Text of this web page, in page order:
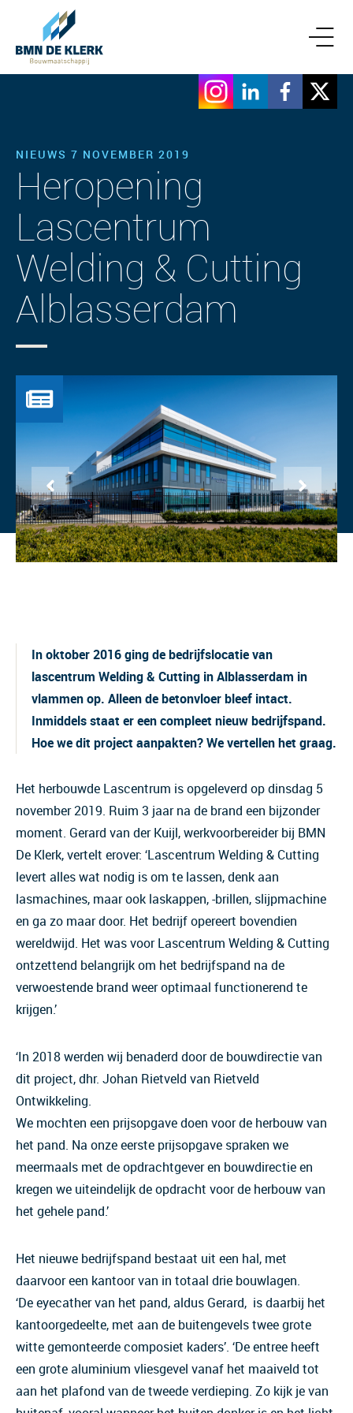
NIEUWS 7 NOVEMBER 2019
Heropening
Lascentrum
Welding & Cutting
Alblasserdam
In oktober 2016 ging de bedrijfslocatie van
lascentrum Welding & Cutting in Alblasserdam in
vlammen op. Alleen de betonvloer bleef intact.
Inmiddels staat er een compleet nieuw bedrijfspand.
Hoe we dit project aanpakten? We vertellen het graag.
Het herbouwde Lascentrum is opgeleverd op dinsdag 5
november 2019. Ruim 3 jaar na de brand een bijzonder
moment. Gerard van der Kuijl, werkvoorbereider bij BMN
De Klerk, vertelt erover: ‘Lascentrum Welding & Cutting
levert alles wat nodig is om te lassen, denk aan
lasmachines, maar ook laskappen, -brillen, slijpmachine
en ga zo maar door. Het bedrijf opereert bovendien
wereldwijd. Het was voor Lascentrum Welding & Cutting
ontzettend belangrijk om het bedrijfspand na de
verwoestende brand weer optimaal functionerend te
krijgen.’
‘In 2018 werden wij benaderd door de bouwdirectie van
dit project, dhr. Johan Rietveld van Rietveld
Ontwikkeling.
We mochten een prijsopgave doen voor de herbouw van
het pand. Na onze eerste prijsopgave spraken we
meermaals met de opdrachtgever en bouwdirectie en
kregen we uiteindelijk de opdracht voor de herbouw van
het gehele pand.’
Het nieuwe bedrijfspand bestaat uit een hal, met
daarvoor een kantoor van in totaal drie bouwlagen.
‘De eyecather van het pand, aldus Gerard, is daarbij het
kantoorgedeelte, met aan de buitengevels twee grote
witte gemonteerde composiet kaders’. ‘De entree heeft
een grote aluminium vliesgevel vanaf het maaiveld tot
aan het plafond van de tweede verdieping. Zo kijk je van